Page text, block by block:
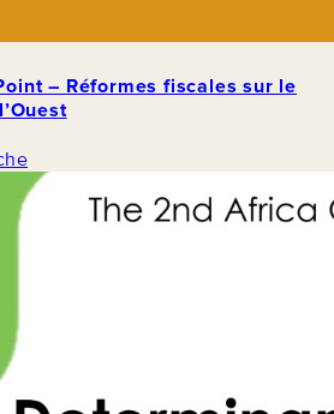
– Réformes fiscales sur le